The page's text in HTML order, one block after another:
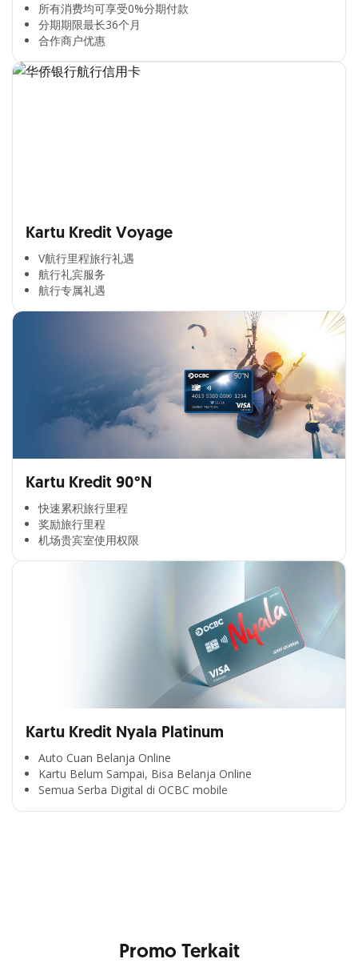
所有消费均可享受0%分期付款​
分期期限最长36个月​
合作商户优惠​
Kartu Kredit Voyage
V航行里程旅行礼遇
航行礼宾服务
航行专属礼遇
Kartu Kredit 90°N
快速累积旅行里程​
奖励旅行里程​
机场贵宾室使用权限​
Kartu Kredit Nyala Platinum
Auto Cuan Belanja Online
Kartu Belum Sampai, Bisa Belanja Online
Semua Serba Digital di OCBC mobile
Cross Selling Banner Global
Promo Terkait